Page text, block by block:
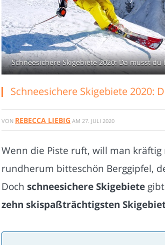
Schneesichere Skigebiete 2020: Da musst
Schneesichere Skigebiete 2020:
VON REBECCA LIEBIG AM 27. JULI 2020
Wenn die Piste ruft, will man kräftig
rundherum bitteschön Berggipfel,
Doch schneesichere Skigebiete
zehn skispaßträchtigsten